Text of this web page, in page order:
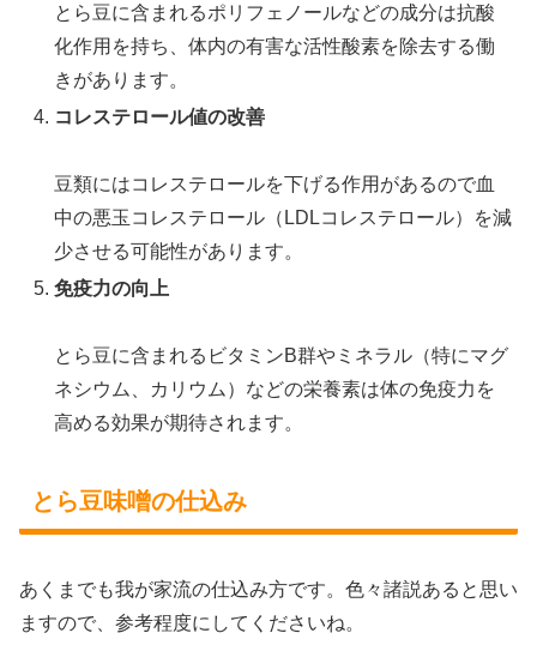
とら豆に含まれるポリフェノールなどの成分は抗酸
化作用を持ち、体内の有害な活性酸素を除去する働
きがあります。
コレステロール値の改善
豆類にはコレステロールを下げる作用があるので血
中の悪玉コレステロール（LDLコレステロール）を減
少させる可能性があります。
免疫力の向上
とら豆に含まれるビタミンB群やミネラル（特にマグ
ネシウム、カリウム）などの栄養素は体の免疫力を
高める効果が期待されます。
とら豆味噌の仕込み
あくまでも我が家流の仕込み方です。色々諸説あると思い
ますので、参考程度にしてくださいね。